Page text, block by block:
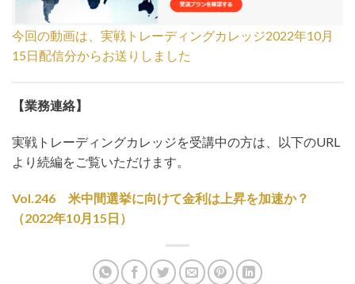
今回の動画は、実戦トレーディングカレッジ2022年10月
15日配信分からお送りしました
【業務連絡】
実戦トレーディングカレッジを受講中の方は、以下のURL
より続編をご覧いただけます。
Vol.246 米中間選挙に向けて金利は上昇を加速か？
（2022年10月15日）